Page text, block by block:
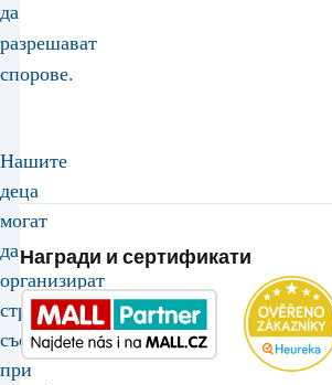
да
разрешават
спорове.
Нашите
деца
могат
да
организират
стрелкови
състезания,
при
Награди и сертификати